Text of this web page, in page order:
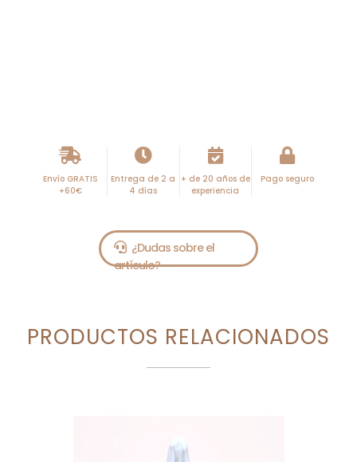
Envío GRATIS
+60€
Entrega de 2 a
4 días
+ de 20 años de
experiencia
Pago seguro
PRODUCTOS RELACIONADOS